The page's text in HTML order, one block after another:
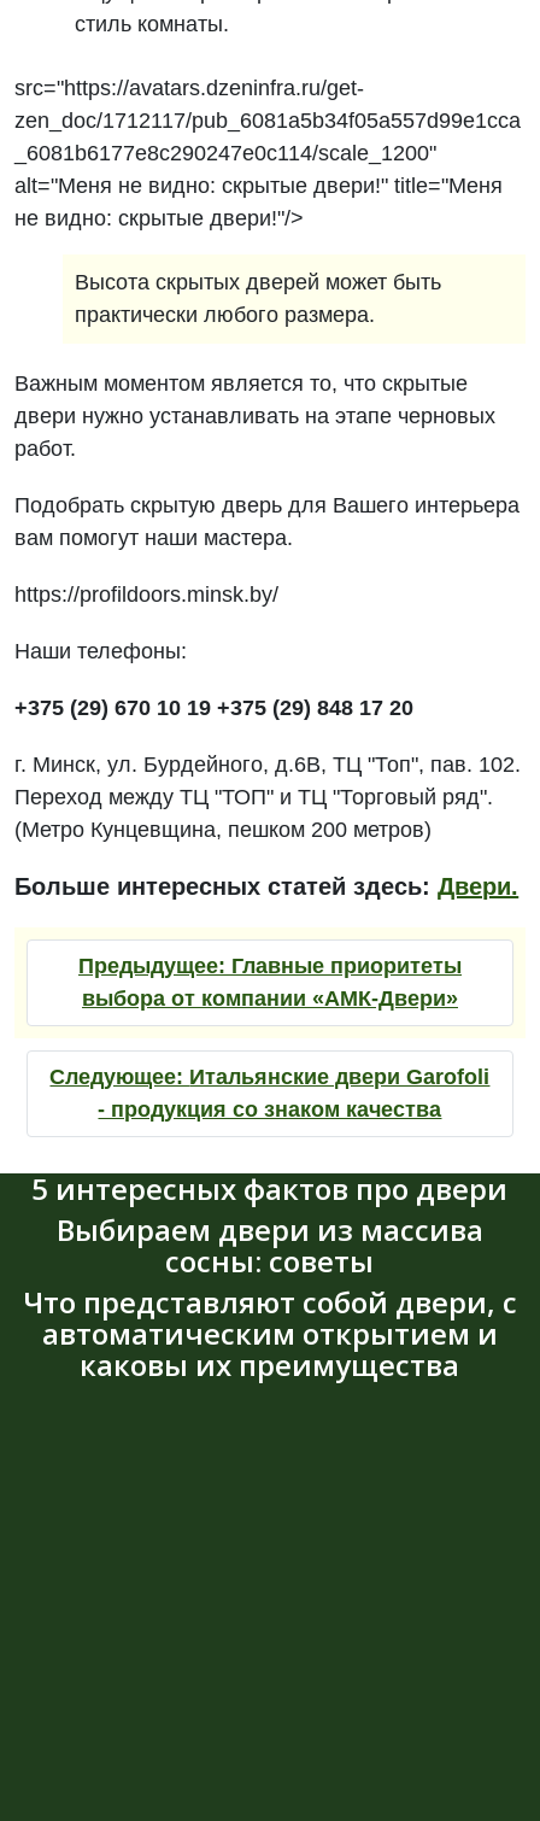
стиль комнаты.
src="https://avatars.dzeninfra.ru/get-
zen_doc/1712117/pub_6081a5b34f05a557d99e1cca
_6081b6177e8c290247e0c114/scale_1200"
alt="Меня не видно: скрытые двери!" title="Меня
не видно: скрытые двери!"/>
Высота скрытых дверей может быть
практически любого размера.
Важным моментом является то, что скрытые
двери нужно устанавливать на этапе черновых
работ.
Подобрать скрытую дверь для Вашего интерьера
вам помогут наши мастера.
https://profildoors.minsk.by/
Наши телефоны:
+375 (29) 670 10 19+375 (29) 848 17 20
г. Минск, ул. Бурдейного, д.6В, ТЦ "Топ", пав. 102.
Переход между ТЦ "ТОП" и ТЦ "Торговый ряд".
(Метро Кунцевщина, пешком 200 метров)
Больше интересных статей здесь:Двери.
Предыдущее: Главные приоритеты
выбора от компании «АМК-Двери»
Следующее: Итальянские двери Garofoli
- продукция со знаком качества
5 интересных фактов про двери
Выбираем двери из массива
сосны: советы
Что представляют собой двери, с
автоматическим открытием и
каковы их преимущества